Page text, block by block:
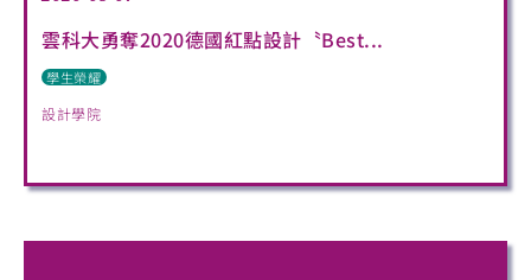
雲科大勇奪2020德國紅點設計〝Best...
學生榮耀
設計學院